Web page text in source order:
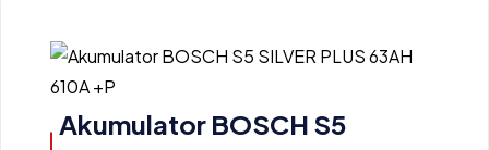
Akumulator BOSCH S5